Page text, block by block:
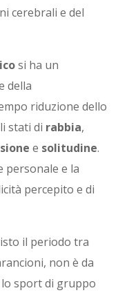
cerebrali e del
si ha un
della
riduzione dello
stati di rabbia,
e solitudine.
personale e la
percepito e di
il periodo tra
non è da
sport di gruppo